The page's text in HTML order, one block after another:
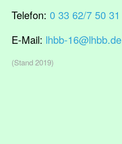
Telefon: 0 33 62/7 50 31
E-Mail: lhbb-16@lhbb.de
(Stand 2019)